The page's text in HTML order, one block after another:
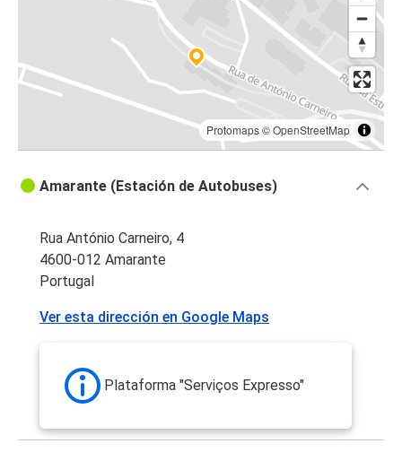
Protomaps©OpenStreetMap
Amarante (Estación de Autobuses)
Rua António Carneiro, 4
4600-012 Amarante
Portugal
Ver esta dirección en Google Maps
Plataforma "Serviços Expresso"